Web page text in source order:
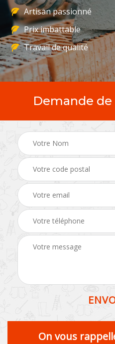
Artisan passionné
Prix imbattable
Travail de qualité
Demande
On vous